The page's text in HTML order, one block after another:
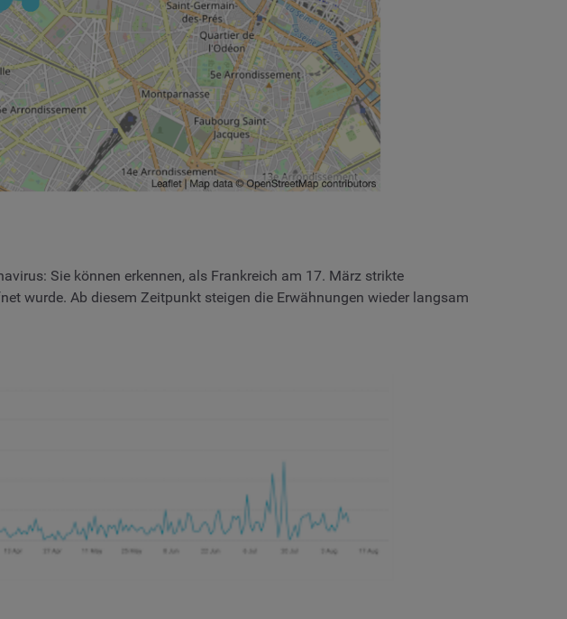
Sie können erkennen, als Frankreich am 17. März strikte
wurde. Ab diesem Zeitpunkt steigen die Erwähnungen wieder langsam